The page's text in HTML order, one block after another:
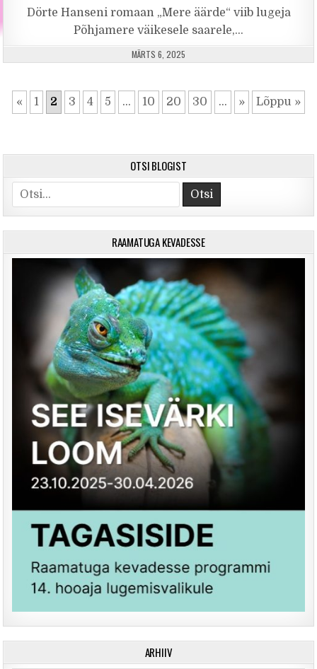
Dörte Hanseni romaan „Mere äärde“ viib lugeja
Põhjamere väikesele saarele,…
PUBLISHED DATE:
MÄRTS 6, 2025
« 1 2 3 4 5 ... 10 20 30 ... » Lõppu »
OTSI BLOGIST
Search for:
RAAMATUGA KEVADESSE
ARHIIV